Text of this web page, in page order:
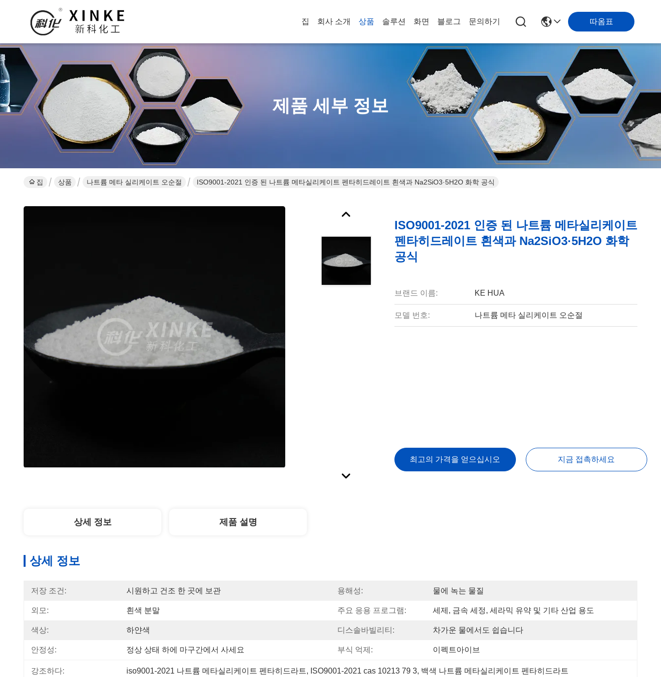
집 회사 소개 상품 솔루션 화면 블로그 문의하기 따옴표
제품 세부 정보
집 상품 나트륨 메타 실리케이트 오순절 ISO9001-2021 인증 된 나트륨 메타실리케이트 펜타히드레이트 흰색과 Na2SiO3·5H2O 화학 공식
ISO9001-2021 인증 된 나트륨 메타실리케이트
펜타히드레이트 흰색과 Na2SiO3·5H2O 화학
공식
브랜드 이름: KE HUA
모델 번호: 나트륨 메타 실리케이트 오순절
최고의 가격을 얻으십시오 지금 접촉하세요
상세 정보 제품 설명
상세 정보
저장 조건: 시원하고 건조 한 곳에 보관 용해성: 물에 녹는 물질
외모: 흰색 분말 주요 응용 프로그램: 세제, 금속 세정, 세라믹 유약 및 기타 산업 용도
색상: 하얀색 디스솔바빌리티: 차가운 물에서도 쉽습니다
안정성: 정상 상태 하에 마구간에서 사세요 부식 억제: 이펙트아이브
강조하다: iso9001-2021 나트륨 메타실리케이트 펜타히드라트, ISO9001-2021 cas 10213 79 3, 백색 나트륨 메타실리케이트 펜타히드라트